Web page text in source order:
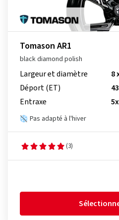
Tomason AR1
black diamond polish
Largeur et diamètre
8
Déport (ET)
43
Entraxe
Pas adapté à l'hiver
(3)